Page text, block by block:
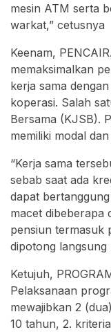
mesin ATM serta
warkat,” cetusnya
Keenam,
memaksimalkan
kerja sama
koperasi. Salah
Bersama (KJSB).
memiliki modal
“Kerja sama
sebab saat ada
dapat
macet dibeberapa
pensiun termasuk
dipotong langsung
Ketujuh,
Pelaksanaan
mewajibkan 2
10 tahun, 2.